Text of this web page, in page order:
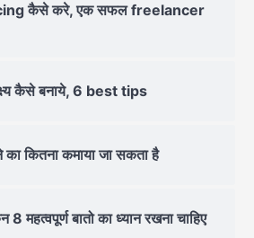
कैसे करे, एक सफल freelancer
कैसे बनाये, 6 best tips
का कितना कमाया जा सकता है
महत्वपूर्ण बातो का ध्यान रखना चाहिए